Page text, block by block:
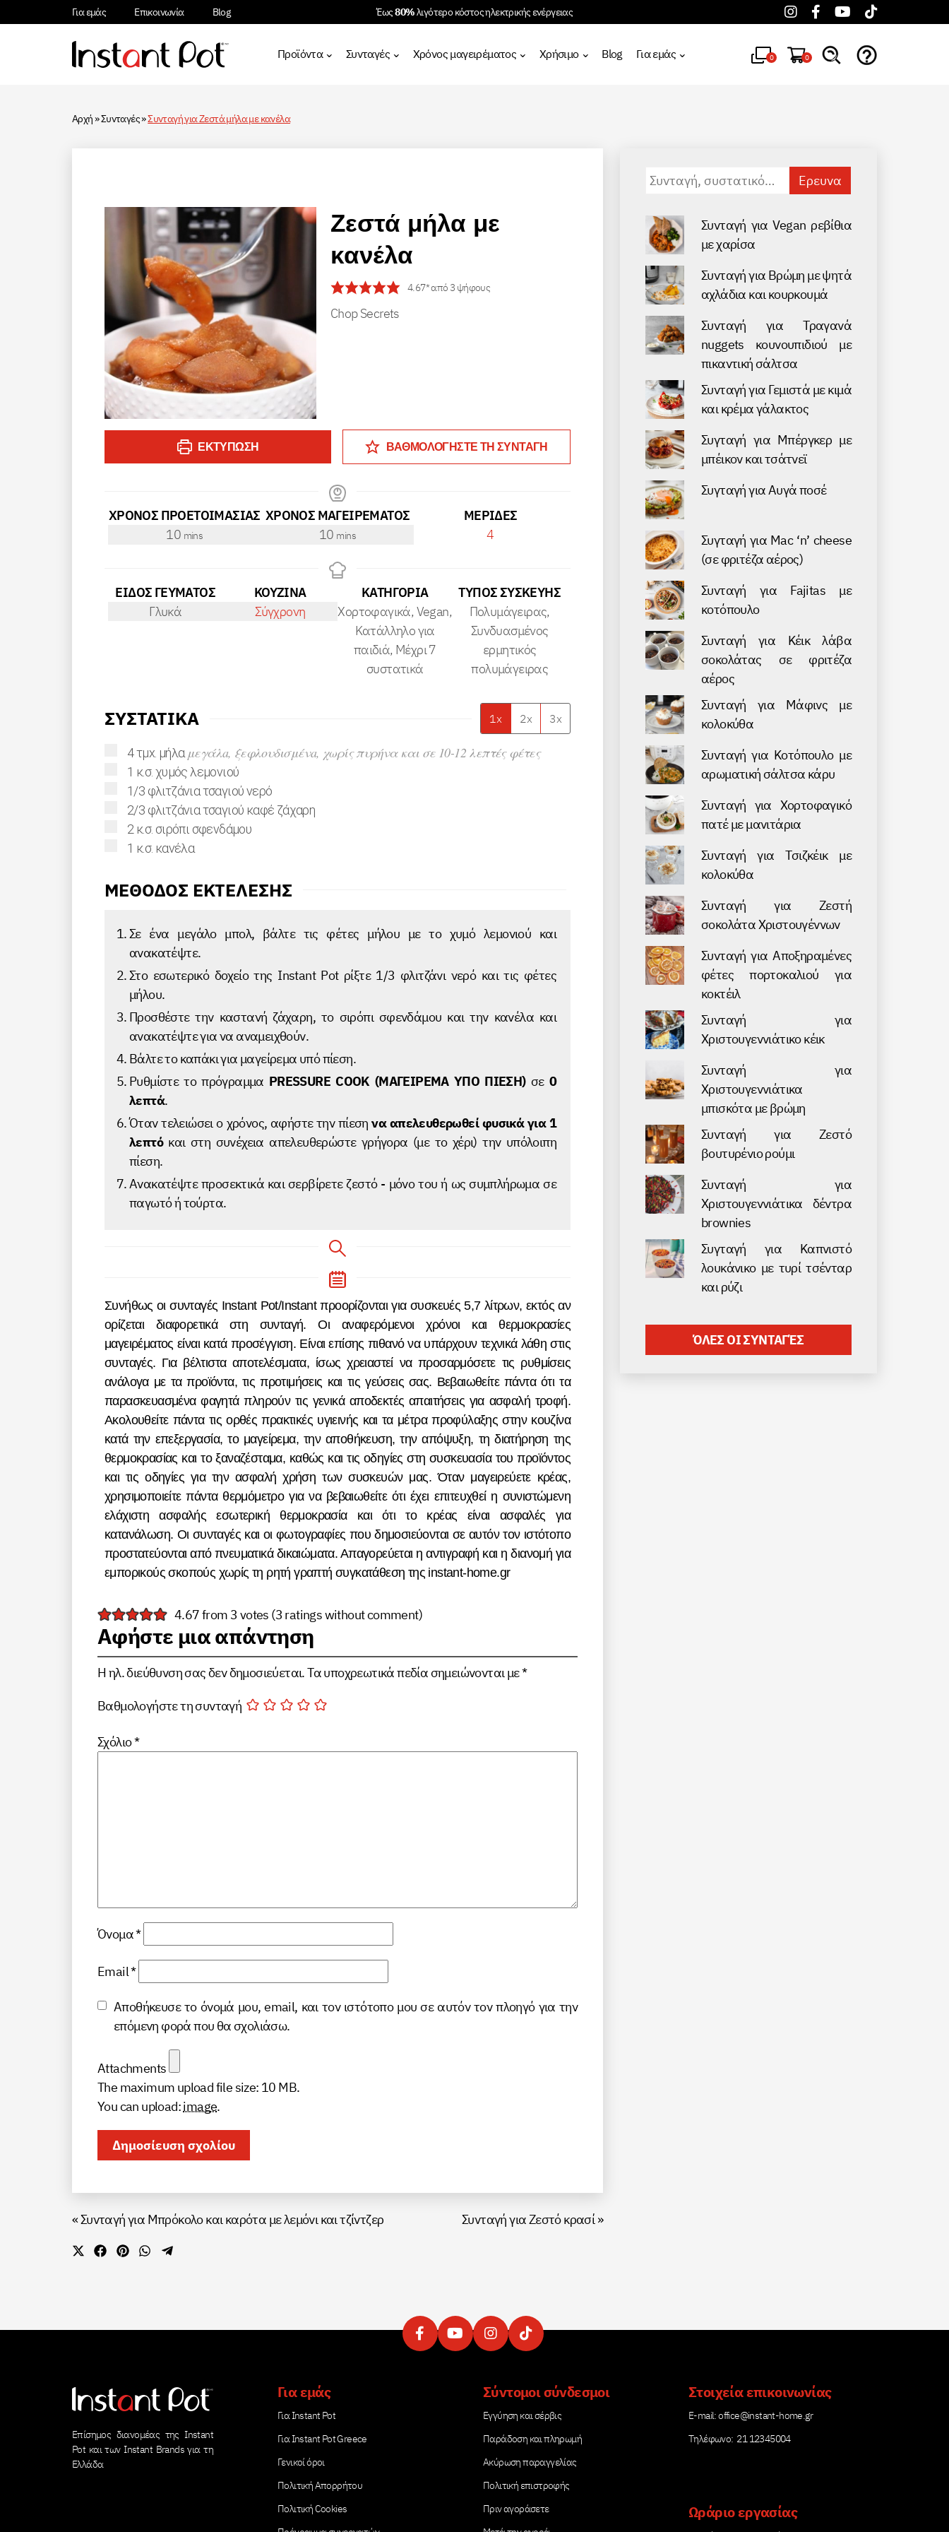
Για εμάς Επικοινωνία Blog Έως80%λιγότερο κόστος ηλεκτρικής ενέργειας
Προϊόντα Συνταγές Χρόνος μαγειρέματος Χρήσιμο Blog Για εμάς 0 0
Αρχή»Συνταγές»Συνταγή για Zεστά μήλα με κανέλα
Zεστά μήλα με
κανέλα
4.67* από 3 ψήφους
Chop Secrets
ΕΚΤΎΠΩΣΗ ΒΑΘΜΟΛΟΓΗΣΤΕ ΤΗ ΣΥΝΤΑΓΗ
ΧΡΟΝΟΣ ΠΡΟΕΤΟΙΜΑΣΙΑΣ
10minutes
mins
ΧΡΟΝΟΣ ΜΑΓΕΙΡΕΜΑΤΟΣ
10minutes
mins
ΜΕΡΊΔΕΣ
4
ΕΙΔΟΣ ΓΕΥΜΑΤΟΣ
Γλυκά
ΚΟΥΖΙΝΑ
Σύγχρονη
ΚΑΤΗΓΟΡΊΑ
Χορτοφαγικά, Vegan,
Κατάλληλο για
παιδιά, Μέχρι 7
συστατικά
ΤΎΠΟΣ ΣΥΣΚΕΥΉΣ
Πολυμάγειρας,
Συνδυασμένος
ερμητικός
πολυμάγειρας
ΣΥΣΤΑΤΙΚΑ 1x 2x 3x
▢
4τμx. μήλα μεγάλa, ξεφλουδισμένa, χωρίς πυρήνα και σε 10-12 λεπτές φέτες
▢
1 κ.σ. χυμός λεμονιού
▢
1/3 φλιτζάνια τσαγιούνερό
▢
2/3 φλιτζάνια τσαγιού καφέ ζάχαρη
▢
2 κ.σ. σιρόπι σφενδάμου
▢
1 κ.σ. κανέλα
ΜΕΘΟΔΟΣ ΕΚΤΕΛΕΣΗΣ
Σε ένα μεγάλο μπολ, βάλτε τις φέτες μήλου με το χυμό λεμονιού και
ανακατέψτε.
Στο εσωτερικό δοχείο της Instant Pot ρίξτε 1/3 φλιτζάνι νερό και τις φέτες
μήλου.
Προσθέστε την καστανή ζάχαρη, το σιρόπι σφενδάμου και την κανέλα και
ανακατέψτε για να αναμειχθούν.
Βάλτε το καπάκι για μαγείρεμα υπό πίεση.
Ρυθμίστε το πρόγραμμα PRESSURE COOK (ΜΑΓΕΙΡΕΜΑ ΥΠΟ ΠΙΕΣΗ)σε 0
λεπτά.
Όταν τελειώσει ο χρόνος, αφήστε την πίεσηνα απελευθερωθεί φυσικά για 1
λεπτόκαι στη συνέχεια απελευθερώστε γρήγορα (με το χέρι) την υπόλοιπη
πίεση.
Ανακατέψτε προσεκτικά και σερβίρετε ζεστό - μόνο του ή ως συμπλήρωμα σε
παγωτό ή τούρτα.
Συνήθως οι συνταγές Instant Pot/Instant προορίζονται για συσκευές 5,7 λίτρων, εκτός αν
ορίζεται διαφορετικά στη συνταγή. Οι αναφερόμενοι χρόνοι και θερμοκρασίες
μαγειρέματος είναι κατά προσέγγιση. Είναι επίσης πιθανό να υπάρχουν τεχνικά λάθη στις
συνταγές. Για βέλτιστα αποτελέσματα, ίσως χρειαστεί να προσαρμόσετε τις ρυθμίσεις
ανάλογα με τα προϊόντα, τις προτιμήσεις και τις γεύσεις σας. Βεβαιωθείτε πάντα ότι τα
παρασκευασμένα φαγητά πληρούν τις γενικά αποδεκτές απαιτήσεις για ασφαλή τροφή.
Ακολουθείτε πάντα τις ορθές πρακτικές υγιεινής και τα μέτρα προφύλαξης στην κουζίνα
κατά την επεξεργασία, το μαγείρεμα, την αποθήκευση, την απόψυξη, τη διατήρηση της
θερμοκρασίας και το ξαναζέσταμα, καθώς και τις οδηγίες στη συσκευασία του προϊόντος
και τις οδηγίες για την ασφαλή χρήση των συσκευών μας. Όταν μαγειρεύετε κρέας,
χρησιμοποιείτε πάντα θερμόμετρο για να βεβαιωθείτε ότι έχει επιτευχθεί η συνιστώμενη
ελάχιστη ασφαλής εσωτερική θερμοκρασία και ότι το κρέας είναι ασφαλές για
κατανάλωση. Οι συνταγές και οι φωτογραφίες που δημοσιεύονται σε αυτόν τον ιστότοπο
προστατεύονται από πνευματικά δικαιώματα. Απαγορεύεται η αντιγραφή και η διανομή για
εμπορικούς σκοπούς χωρίς τη ρητή γραπτή συγκατάθεση της instant-home.gr
4.67 from 3 votes (3 ratings without comment)
Αφήστε μια απάντηση
Η ηλ. διεύθυνση σας δεν δημοσιεύεται.Τα υποχρεωτικά πεδία σημειώνονται με*
Βαθμολογήστε τη συνταγή
Σχόλιο*
Όνομα*
Email*
Αποθήκευσε το όνομά μου, email, και τον ιστότοπο μου σε αυτόν τον πλοηγό για την
επόμενη φορά που θα σχολιάσω.
Attachments
The maximum upload file size: 10 MB.
You can upload:image.
«Συνταγή για Μπρόκολο και καρότα με λεμόνι και τζίντζερ Συνταγή για Ζεστό κρασί»
ShareShareShareShareShare
Αναζήτηση
Συνταγή για Vegan ρεβίθια
με χαρίσα
Συνταγή για Βρώμη με ψητά
αχλάδια και κουρκουμά
Συνταγή για Τραγανά
nuggets κουνουπιδιού με
πικαντική σάλτσα
Συνταγή για Γεμιστά με κιμά
και κρέμα γάλακτος
Συγταγή για Μπέργκερ με
μπέικον και τσάτνεϊ
Συγταγή για Αυγά ποσέ
Συγταγή για Mac ‘n’ cheese
(σε φριτέζα αέρος)
Συνταγή για Fajitas με
κοτόπουλο
Συνταγή για Κέικ λάβα
σοκολάτας σε φριτέζα
αέρος
Συνταγή για Μάφινς με
κολοκύθα
Συνταγή για Kοτόπουλο με
αρωματική σάλτσα κάρυ
Συνταγή για Хορτοφαγικό
πατέ με μανιτάρια
Συνταγή για Τσιζκέικ με
κολοκύθα
Συνταγή για Ζεστή
σοκολάτα Χριστουγέννων
Συνταγή για Аποξηραμένες
φέτες πορτοκαλιού για
κοκτέιλ
Συνταγή για
Χριστουγεννιάτικο κέικ
Συνταγή για
Χριστουγεννιάτικα
μπισκότα με βρώμη
Συνταγή για Ζεστό
βουτυρένιο ρούμι
Συνταγή για
Χριστουγεννιάτικα δέντρα
brownies
Συγταγή για Καπνιστό
λουκάνικο με τυρί τσένταρ
και ρύζι
ΌΛΕΣ ΟΙ ΣΥΝΤΑΓΈΣ
Επίσημος διανομέας της Instant
Pot και των Instant Brands για τη
Ελλάδα
Για εμάς
Για Instant Pot
Για Instant Pot Greece
Γενικοί όροι
Πολιτική Απορρήτου
Πολιτική Cookies
Σύντομοι σύνδεσμοι
Εγγύηση και σέρβις
Παράδοση και πληρωμή
Ακύρωση παραγγελίας
Πολιτική επιστροφής
Πριν αγοράσετε
Στοιχεία επικοινωνίας
Е-mail:office@instant-home.gr
Τηλέφωνο: 21 12345004
Ωράριο εργασίας